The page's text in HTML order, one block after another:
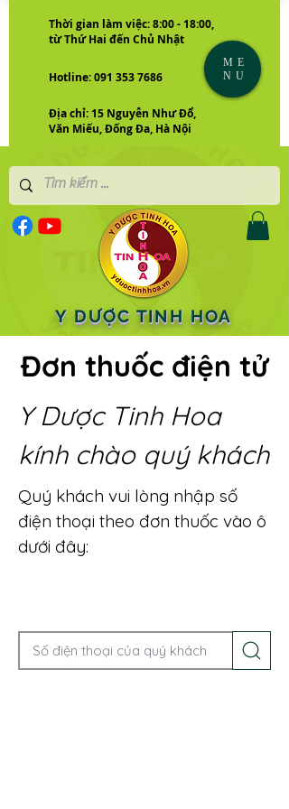
Thời gian làm việc: 8:00 - 18:00,
từ Thứ Hai đến Chủ Nhật
Hotline: 091 353 7686
Địa chỉ: 15 Nguyễn Như Đổ,
Văn Miếu, Đống Đa, Hà Nội
Y DƯỢC TINH HOA
ME
NU
Đơn thuốc điện tử
Y Dược Tinh Hoa
kính chào quý khách
Quý khách vui lòng nhập số
điện thoại theo đơn thuốc vào ô
dưới đây: